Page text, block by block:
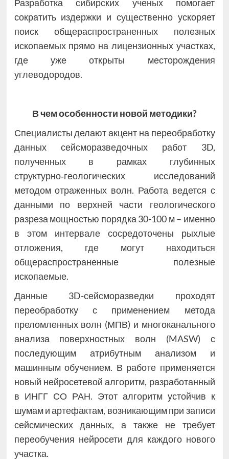
Разработка сибирских ученых помогает
сократить издержки и существенно ускоряет
поиск общераспространенных полезных
ископаемых прямо на лицензионных участках,
где уже открыты месторождения
углеводородов.
В чем особенности новой методики?
Специалисты делают акцент на переобработку
данных сейсморазведочных работ 3D,
полученных в рамках глубинных
структурно‑геологических исследований
методом отраженных волн. Работа ведется с
данными по верхней части геологического
разреза мощностью порядка 30-100 м – именно
в этом интервале сосредоточены рыхлые
отложения, где могут находиться
общераспространенные полезные
ископаемые.
Данные 3D-сейсморазведки проходят
переобработку с применением метода
преломленных волн (МПВ) и многоканального
анализа поверхностных волн (MASW) с
последующим атрибутным анализом и
машинным обучением. В работе применяется
новый нейросетевой алгоритм, разработанный
в ИНГГ СО РАН. Этот алгоритм устойчив к
шумам и артефактам, возникающим при записи
сейсмических данных, а также не требует
переобучения нейросети для каждого нового
участка.